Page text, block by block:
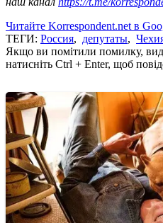
Читайте Korrespondent.net в
ТЕГИ: Россия, депутаты,
Якщо ви помітили помилку,
натисніть Ctrl + Enter, щоб